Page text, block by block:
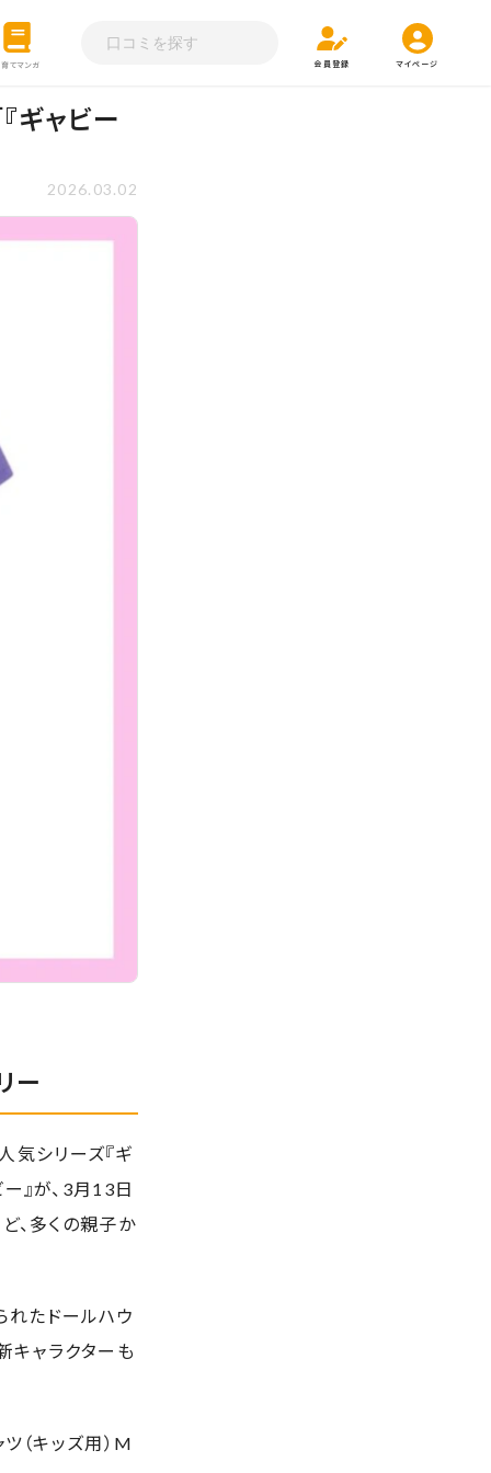
てマンガ 会員登録 マイページ
ギャビー
2026.03.02
ー
シリーズ『ギ
』が、3月13日
、多くの親子か
れたドールハウ
キャラクターも
（キッズ用）M